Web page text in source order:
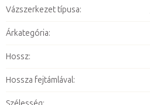
Vázszerkezet típusa:
Árkategória:
Hossz:
Hossza fejtámlával: